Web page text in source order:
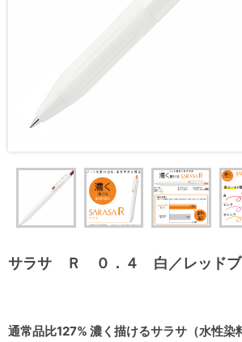
サラサ Ｒ ０．４ 白／レッドブ
通常品比127% 濃く描けるサラサ（水性染